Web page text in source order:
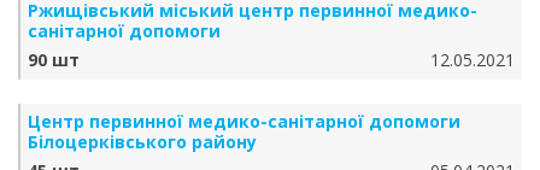
Ржищівський міський центр первинної медико-
санітарної допомоги
90 шт
12.05.2021
Центр первинної медико-санітарної допомоги
Білоцерківського району